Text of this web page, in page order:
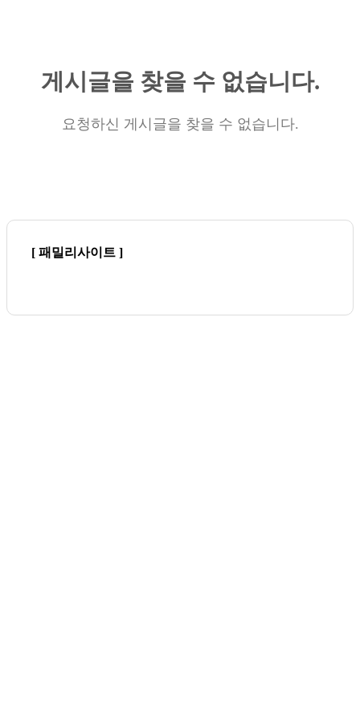
게시글을 찾을 수 없습니다.
요청하신 게시글을 찾을 수 없습니다.
[ 패밀리사이트 ]